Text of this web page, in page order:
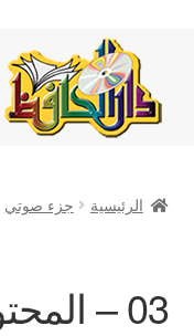
navigation
content
الرئيسية جزء صوتي
03 – المحتويات